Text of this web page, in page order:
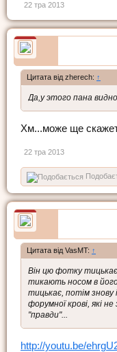
22 тра 2013
Цитата від zherech: ↑
Да,у этого пана
Хм...може ще
22 тра 2013
Цитата від VasMT: ↑
Він цю фотку
тикають носом в його
тицькає, потім знову
форумної крові, які
"правди"...
http://youtu.be/